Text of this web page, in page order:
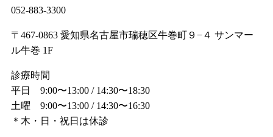
052-883-3300
〒467-0863 愛知県名古屋市瑞穂区牛巻町９−４ サンマー
ル牛巻 1F
診療時間
平日 9:00〜13:00 / 14:30〜18:30
土曜 9:00〜13:00 / 14:30〜16:30
＊木・日・祝日は休診